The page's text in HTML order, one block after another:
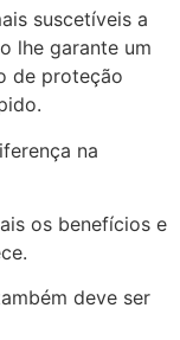
suscetíveis a
lhe garante um
de proteção
na
os benefícios e
deve ser